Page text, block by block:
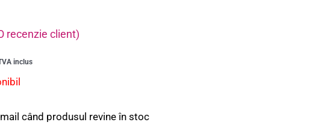
recenzie client)
inclus
când produsul revine în stoc